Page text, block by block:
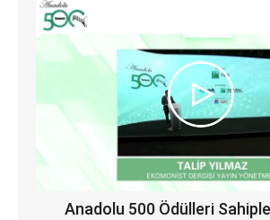
Anadolu 500 Ödülleri